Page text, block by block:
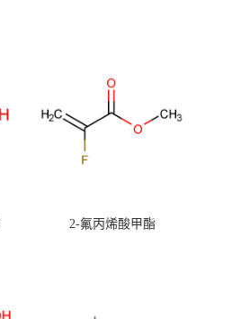
2-氟丙烯酸甲酯